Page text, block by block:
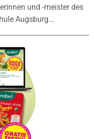
und -meister des
Augsburg...